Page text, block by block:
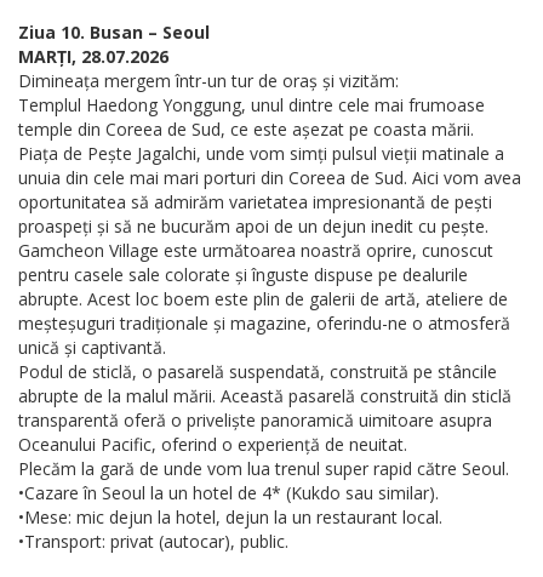
Ziua 10. Busan – Seoul
MARȚI, 28.07.2026
Dimineața mergem într-un tur de oraș și vizităm:
Templul Haedong Yonggung, unul dintre cele mai frumoase
temple din Coreea de Sud, ce este așezat pe coasta mării.
Piața de Pește Jagalchi, unde vom simți pulsul vieții matinale a
unuia din cele mai mari porturi din Coreea de Sud. Aici vom avea
oportunitatea să admirăm varietatea impresionantă de pești
proaspeți și să ne bucurăm apoi de un dejun inedit cu pește.
Gamcheon Village este următoarea noastră oprire, cunoscut
pentru casele sale colorate și înguste dispuse pe dealurile
abrupte. Acest loc boem este plin de galerii de artă, ateliere de
meșteșuguri tradiționale și magazine, oferindu-ne o atmosferă
unică și captivantă.
Podul de sticlă, o pasarelă suspendată, construită pe stâncile
abrupte de la malul mării. Această pasarelă construită din sticlă
transparentă oferă o priveliște panoramică uimitoare asupra
Oceanului Pacific, oferind o experiență de neuitat.
Plecăm la gară de unde vom lua trenul super rapid către Seoul.
•Cazare în Seoul la un hotel de 4* (Kukdo sau similar).
•Mese: mic dejun la hotel, dejun la un restaurant local.
•Transport: privat (autocar), public.